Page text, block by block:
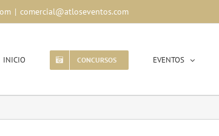
| comercial@atloseventos.com
INICIO CONCURSOS EVENTOS